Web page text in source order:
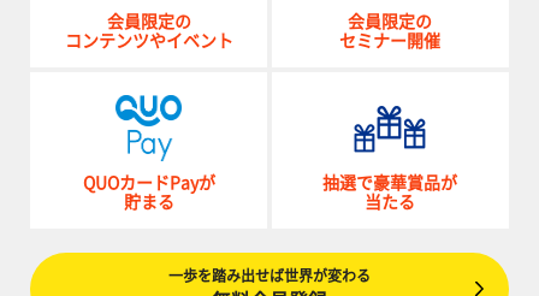
会員限定の
コンテンツやイベント
会員限定の
セミナー開催
QUOカードPayが
貯まる
抽選で豪華賞品が
当たる
一歩を踏み出せば世界が変わる